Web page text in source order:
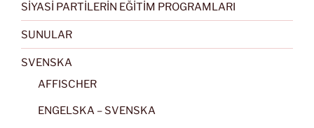
SİYASİ PARTİLERİN EĞİTİM PROGRAMLARI
SUNULAR
SVENSKA
AFFISCHER
ENGELSKA – SVENSKA